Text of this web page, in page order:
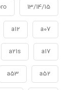
13/14/15
a07
a12
a17
a21s
a52
a53